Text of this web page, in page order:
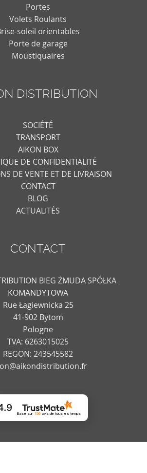
Portes
Volets Roulants
soleil orientables
Porte de garage
Moustiquaires
DISTRIBUTION
SOCIÉTÉ
TRANSPORT
AIKON BOX
DE CONFIDENTIALITÉ
DE VENTE ET DE LIVRAISON
CONTACT
BLOG
ACTUALITÉS
CONTACT
BIEG ŻMUDA SPÓŁKA
KOMANDYTOWA
Rue Łagiewnicka 25
41-902 Bytom
Pologne
TVA: 6263015025
REGON: 243545582
Basé sur 156avis de tous les temps